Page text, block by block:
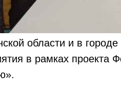
области и в
в рамках проекта